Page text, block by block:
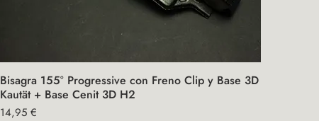
Vista rápida
Bisagra 155° Progressive con Freno Clip y Base 3D
Kautät + Base Cenit 3D H2
Precio
14,95 €